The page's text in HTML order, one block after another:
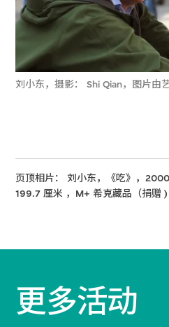
刘小东，摄影： Shi Qian，图片由
页顶相片： 刘小东，《吃》，
199.7 厘米 ，M+ 希克藏品（捐赠
更多活动